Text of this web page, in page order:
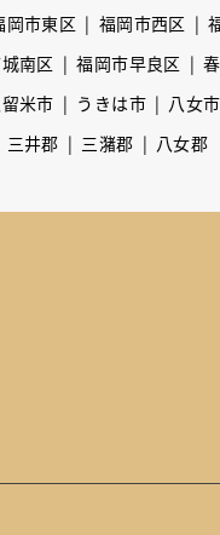
岡市東区 福岡市西区
南区 福岡市早良区
米市 うきは市 八女市
三井郡 三潴郡 八女郡